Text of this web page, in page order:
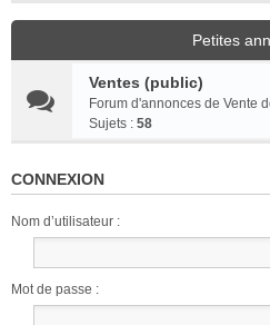
Petites
Ventes (public)
Forum d'annonces de Vente
Sujets : 58
CONNEXION
Nom d’utilisateur :
Mot de passe :